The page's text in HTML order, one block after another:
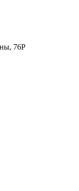
76Р